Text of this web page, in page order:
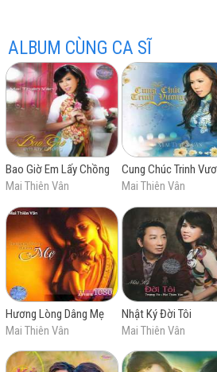
Không gian tuy bao la mà
Tâm tư khi duyên không tròn,
Lối đi hôm nay... hứa
Thế mà đời mình chỉ như
Lầu không trăng soi, tình
Và trong tương lai là
Đôi khi chợt nghe tiếng tâm tư
Lúc môi không còn
Giấc mơ không nẻo
Bóng ngả chiều
Nghe hơi sương lạnh chỉ
Tay ôm kỷ niệm buồn
Kiếp mình là bến ... tiễn
Bến hoang im
ALBUM CÙNG CA SĨ
Bao Giờ Em Lấy Chồng
Mai Thiên Vân
Cung Chúc Trinh
Mai Thiên Vân
Hương Lòng Dâng Mẹ
Mai Thiên Vân
Nhật Ký Đời Tôi
Mai Thiên Vân